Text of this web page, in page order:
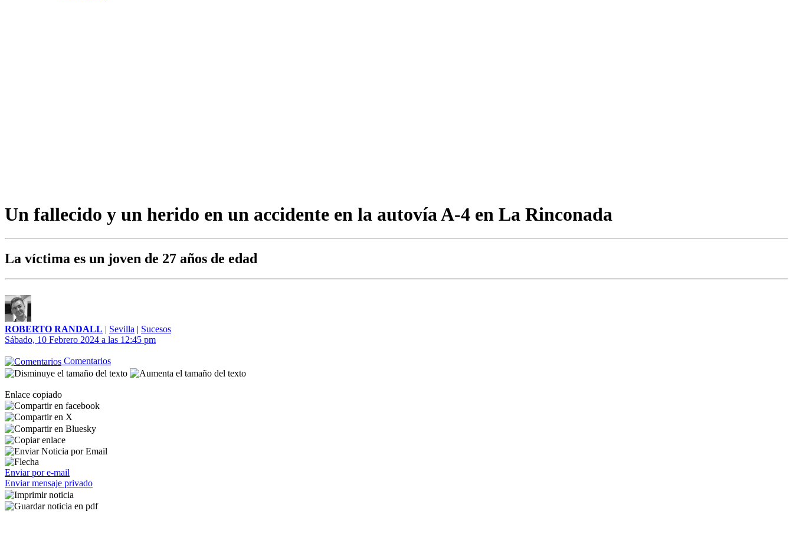
Un fallecido y un herido en un accidente en la autovía A-4 en La Rinconada
La víctima es un joven de 27 años de edad
ROBERTO RANDALL | Sevilla | Sucesos
Sábado, 10 Febrero 2024 a las 12:45 pm
Comentarios
Enlace copiado
Enviar por e-mail
Enviar mensaje privado